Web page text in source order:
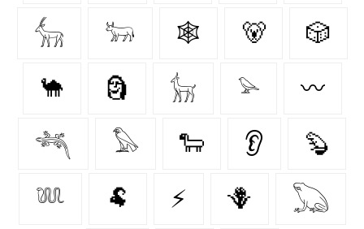
𓃲 𓃽 🕸️ 🐻 🎲
🐪 🗿 𓃴 𓅫 〰️
𓆈 𓅃 🐑 👂 🦫
𓆚 🐏 ⚡ 🪻 𓆏